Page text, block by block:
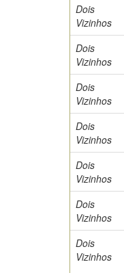
Dois
Vizinhos
Dois
Vizinhos
Dois
Vizinhos
Dois
Vizinhos
Dois
Vizinhos
Dois
Vizinhos
Dois
Vizinhos